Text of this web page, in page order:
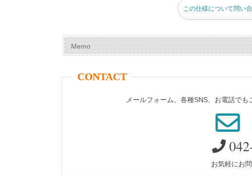
この仕様について問い
Memo
CONTACT
メールフォーム、各種SNS、お電話で
お気軽にお